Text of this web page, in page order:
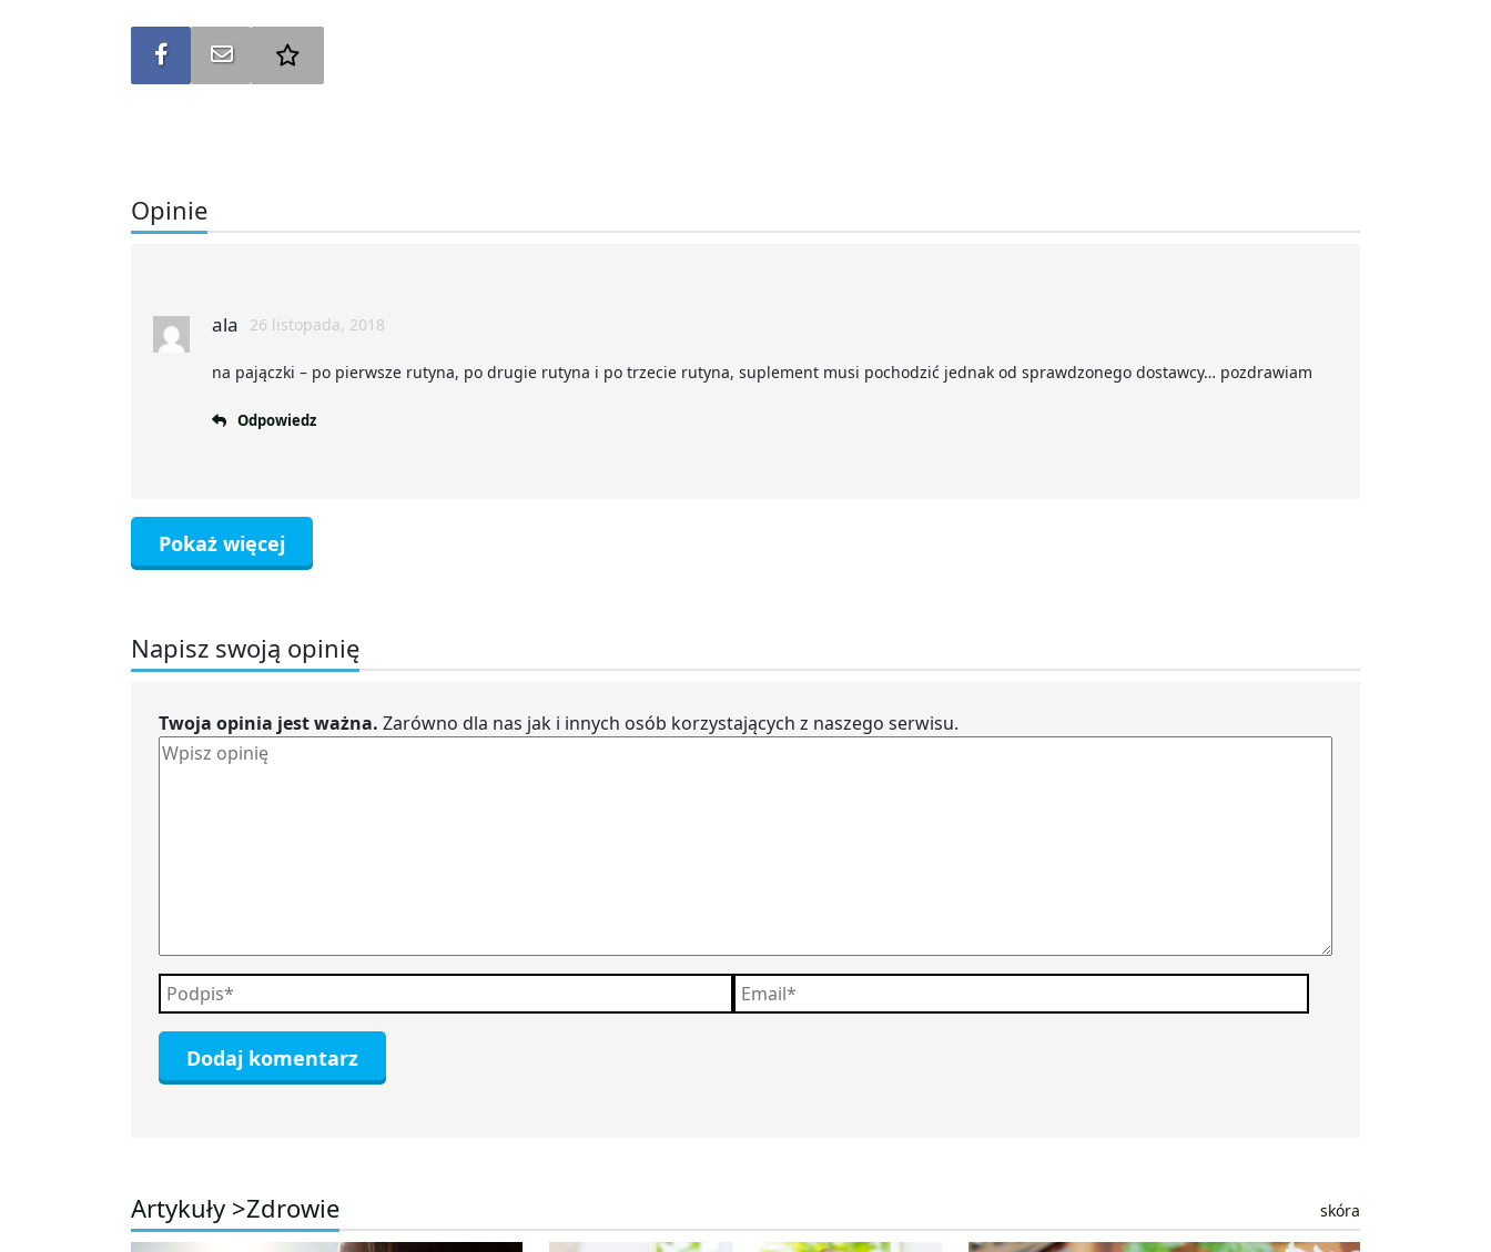
Udostępnij na FBWyślij na e-mail
Opinie
ala 26 listopada, 2018
na pajączki – po pierwsze rutyna, po drugie rutyna i po trzecie rutyna, suplement musi pochodzić jednak od sprawdzonego dostawcy… pozdrawiam
Odpowiedz
Pokaż więcej
Napisz swoją opinię
Twoja opinia jest ważna. Zarówno dla nas jak i innych osób korzystających z naszego serwisu.
Artykuły >Zdrowie skóra